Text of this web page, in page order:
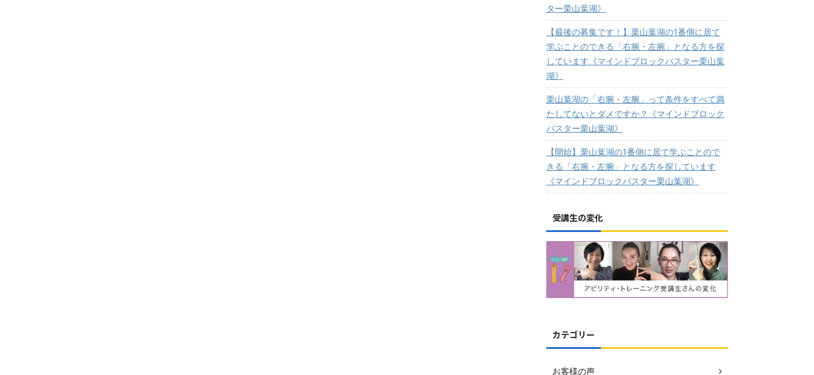
ター栗山葉湖》
【最後の募集です！】栗山葉湖の1番側に居て
学ぶことのできる「右腕・左腕」となる方を探
しています《マインドブロックバスター栗山葉
湖》
栗山葉湖の「右腕・左腕」って条件をすべて満
たしてないとダメですか？《マインドブロック
バスター栗山葉湖》
【開始】栗山葉湖の1番側に居て学ぶことので
きる「右腕・左腕」となる方を探しています
《マインドブロックバスター栗山葉湖》
受講生の変化
カテゴリー
お客様の声